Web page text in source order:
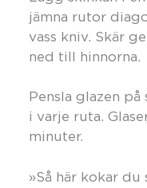
jämna rutor
vass kniv. Skär
ned till hinnorna.
Pensla glazen
i varje ruta.
minuter.
»Så här kokar du